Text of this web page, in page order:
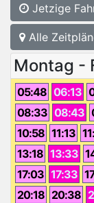
Jetzige
Alle
Montag -
05:48 06:13
08:33 08:43
10:58 11:13
13:18 13:33
17:03 17:33
20:18 20:38